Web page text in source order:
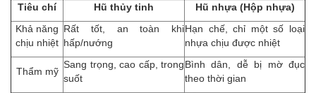
Tiêu chí
Hũ thủy tinh
Hũ nhựa (Hộp nhựa)
Khả năng
chịu nhiệt
Rất tốt, an toàn khi
hấp/nướng
Hạn chế, chỉ một số loại
nhựa chịu được nhiệt
Thẩm mỹ
Sang trọng, cao cấp, trong
suốt
Bình dân, dễ bị mờ đục
theo thời gian